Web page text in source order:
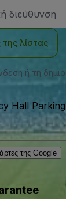
της λίστας
ή τη
Hall
της Google